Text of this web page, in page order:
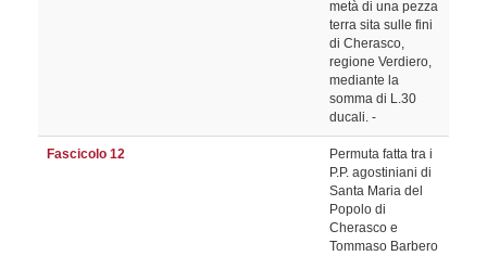
metà di una pezza
terra sita sulle fini
di Cherasco,
regione Verdiero,
mediante la
somma di L.30
ducali. -
Fascicolo 12
Permuta fatta tra i
P.P. agostiniani di
Santa Maria del
Popolo di
Cherasco e
Tommaso Barbero